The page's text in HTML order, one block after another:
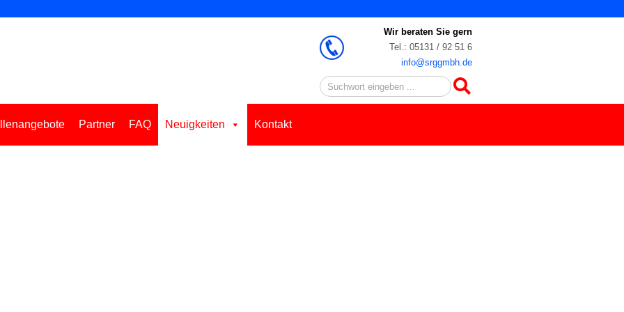
Wir beraten Sie gern
Tel.: 05131 / 92 51 6
info@srggmbh.de
Search
Partner FAQ Neuigkeiten Kontakt